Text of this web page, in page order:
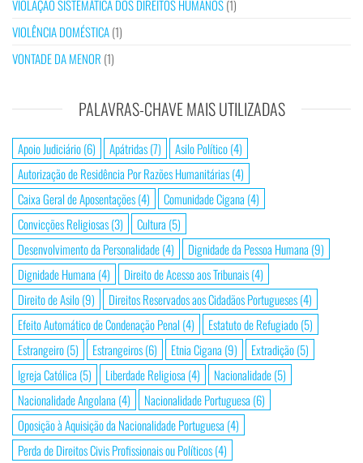
VIOLAÇÃO SISTEMÁTICA DOS DIREITOS HUMANOS(1)
VIOLÊNCIA DOMÉSTICA(1)
VONTADE DA MENOR (1)
PALAVRAS-CHAVE MAIS UTILIZADAS
Apoio Judiciário(6) Apátridas(7) Asilo Político(4)
Autorização de Residência Por Razões Humanitárias(4)
Caixa Geral de Aposentações(4) Comunidade Cigana (4)
Convicções Religiosas(3) Cultura (5)
Desenvolvimento da Personalidade(4) Dignidade da Pessoa Humana (9)
Dignidade Humana (4) Direito de Acesso aos Tribunais(4)
Direito de Asilo(9) Direitos Reservados aos Cidadãos Portugueses(4)
Efeito Automático de Condenação Penal (4) Estatuto de Refugiado(5)
Estrangeiro(5) Estrangeiros(6) Etnia Cigana (9) Extradição(5)
Igreja Católica (5) Liberdade Religiosa (4) Nacionalidade(5)
Nacionalidade Angolana (4) Nacionalidade Portuguesa (6)
Oposição à Aquisição da Nacionalidade Portuguesa (4)
Perda de Direitos Civis Profissionais ou Políticos(4)